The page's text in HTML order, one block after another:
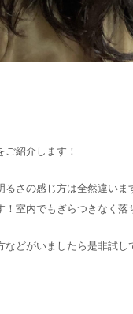
紹介します！
るさの感じ方は全然違い
！室内でもぎらつきなく落
どがいましたら是非試し